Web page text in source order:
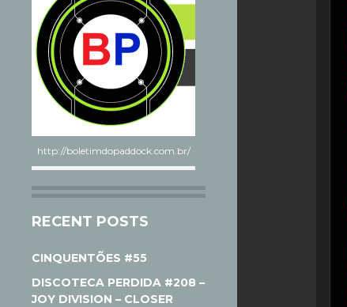
http://boletimdopaddock.com.br/
RECENT POSTS
CINQUENTÕES #55
DISCOTECA PERDIDA #208 –
JOY DIVISION – CLOSER